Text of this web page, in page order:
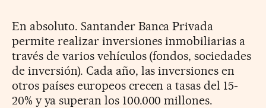
En absoluto. Santander Banca Privada
permite realizar inversiones inmobiliarias a
través de varios vehículos (fondos, sociedades
de inversión). Cada año, las inversiones en
otros países europeos crecen a tasas del 15-
20% y ya superan los 100.000 millones.